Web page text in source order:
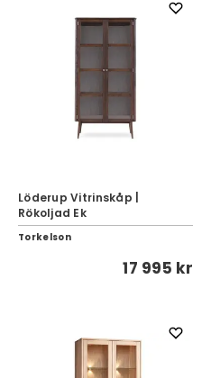
Löderup Vitrinskåp |
Rökoljad Ek
Torkelson
17 995 kr